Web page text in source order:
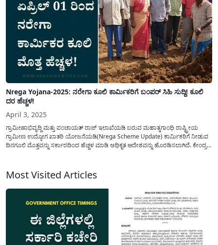
Nrega Yojana-2025: ನರೇಗಾ ಕೂಲಿ ಕಾರ್ಮಿಕರಿಗೆ ಬಂಪರ್ ಸಿಹಿ ಸುದ್ದಿ! ಕೂಲಿ
ದರ ಹೆಚ್ಚಳ!
April 3, 2025
ಗ್ರಾಮೀಣಾಭಿವೃದ್ದಿ ಮತ್ತು ಪಂಚಾಯತ್ ರಾಜ್ ಇಲಾಖೆಯಡಿ ಬರುವ ಮಹಾತ್ಮಗಾಂಧಿ ರಾಷ್ಟ್ರೀಯ
ಗ್ರಾಮೀಣ ಉದ್ಯೋಗ ಖಾತರಿ ಯೋಜನೆಯಡಿ(Nrega Scheme Update) ಕಾರ್ಮಿಕರಿಗೆ ನೀಡುವ
ದಿನಗೂಲಿ ಮೊತ್ತವನ್ನು ಸರ್ಕಾರದಿಂದ ಹೆಚ್ಚಳ ಮಾಡಿ ಅಧಿಕೃತ ಆದೇಶವನ್ನು ಹೊರಡಿಸಲಾಗಿದೆ. ಕೇಂದ್ರ
Most Visited Articles